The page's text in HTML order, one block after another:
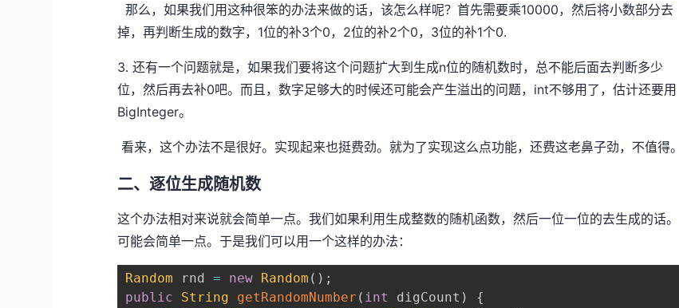
那么，如果我们用这种很笨的办法来做的话，该怎么样呢？首先需要乘10000，然后将小数部分去
掉，再判断生成的数字，1位的补3个0，2位的补2个0，3位的补1个0.
3. 还有一个问题就是，如果我们要将这个问题扩大到生成n位的随机数时，总不能后面去判断多少
位，然后再去补0吧。而且，数字足够大的时候还可能会产生溢出的问题，int不够用了，估计还要用
BigInteger。
看来，这个办法不是很好。实现起来也挺费劲。就为了实现这么点功能，还费这老鼻子劲，不值得。
二、逐位生成随机数
这个办法相对来说就会简单一点。我们如果利用生成整数的随机函数，然后一位一位的去生成的话。
可能会简单一点。于是我们可以用一个这样的办法：
Random rnd = new Random ( ) ;
public
String getRandomNumber ( int digCount )
{